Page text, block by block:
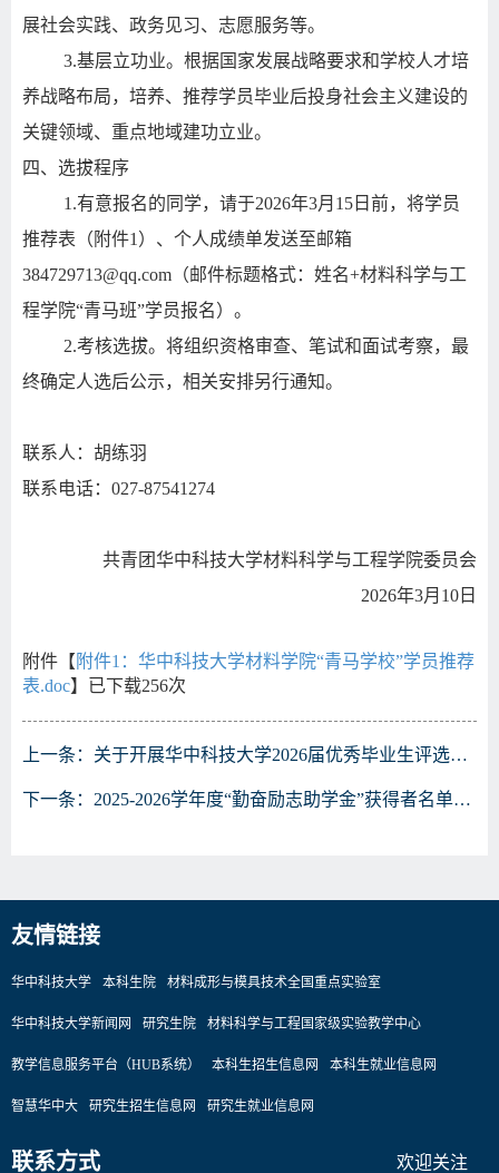
展社会实践、政务见习、志愿服务等。
3.基层立功业。根据国家发展战略要求和学校人才培
养战略布局，培养、推荐学员毕业后投身社会主义建设的
关键领域、重点地域建功立业。
四、选拔程序
1.有意报名的同学，请于2026年3月 15 日前，将学员
推荐表（附件1 ）、个人成绩单发送至邮箱
384729713@qq.com （邮件标题格式：姓名+材料科学与工
程学院“青马班”学员报名）。
2.考核选拔。将组织资格审查、笔试和面试考察，最
终确定人选后公示，相关安排另行通知。
联系人：胡练羽
联系电话： 027-87541274
共青团华中科技大学材料科学与工程学院委员会
2026年3月 10 日
附件【 附件1：华中科技大学材料学院“青马学校”学员推荐
表.doc】已下载256次
上一条： 关于开展华中科技大学2026届优秀毕业生评选工作的通知
下一条： 2025-2026学年度“勤奋励志助学金”获得者名单公示
友情链接
华中科技大学 本科生院 材料成形与模具技术全国重点实验室
华中科技大学新闻网 研究生院 材料科学与工程国家级实验教学中心
教学信息服务平台（HUB系统） 本科生招生信息网 本科生就业信息网
智慧华中大 研究生招生信息网 研究生就业信息网
联系方式 欢迎关注